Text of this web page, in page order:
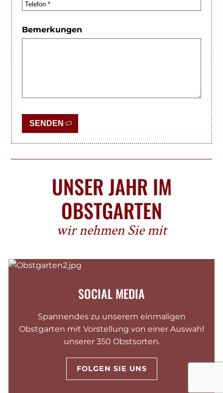
Bemerkungen
SENDEN
UNSER JAHR IM
OBSTGARTEN
wir nehmen Sie mit
SOCIAL MEDIA
Spannendes zu unserem einmaligen
Obstgarten mit Vorstellung von einer Auswahl
unserer 350 Obstsorten.
FOLGEN SIE UNS